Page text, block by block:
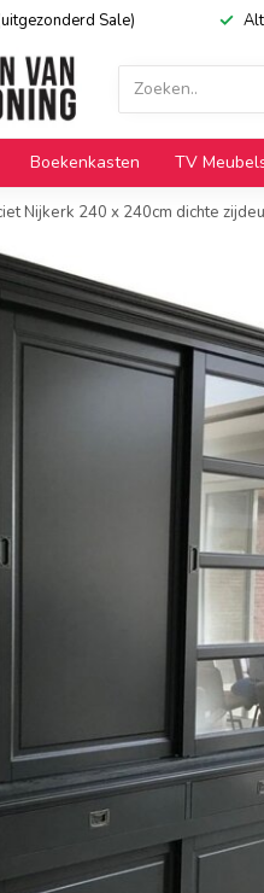
Sale)
Boekenkasten TV
Nijkerk 240 x 240cm dichte